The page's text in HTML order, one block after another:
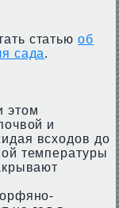
статьюоб
сада.
этом
и
всходов до
температуры